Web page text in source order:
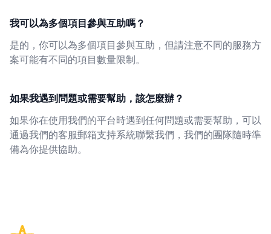
我可以為多個項目參與互助嗎？
是的，你可以為多個項目參與互助，但請注意不同的服務方
案可能有不同的項目數量限制。
如果我遇到問題或需要幫助，該怎麼辦？
如果你在使用我們的平台時遇到任何問題或需要幫助，可以
通過我們的客服郵箱支持系統聯繫我們，我們的團隊隨時準
備為你提供協助。